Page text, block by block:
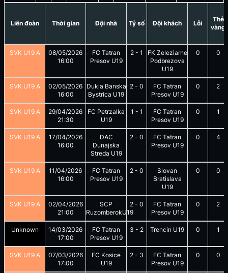
Liên đoàn Thời gian Đội nhà Tỷ số Đội khách Lỗi
Thẻ
vàng
SVK U19 A
08/05/2026
16:00
FC Tatran
Presov U19
2 - 1
FK Zeleziarne
Podbrezova
U19
0 0
SVK U19 A
02/05/2026
16:00
Dukla Banska
Bystrica U19
2 - 0
FC Tatran
Presov U19
0 2
SVK U19 A
29/04/2026
21:30
FC Petrzalka
U19
1 - 1
FC Tatran
Presov U19
0 1
SVK U19 A
17/04/2026
16:00
DAC
Dunajska
Streda U19
2 - 0
FC Tatran
Presov U19
0 4
SVK U19 A
11/04/2026
16:00
FC Tatran
Presov U19
2 - 0
Slovan
Bratislava
U19
0 0
SVK U19 A
02/04/2026
21:00
SCP
RuzomberokU19
2 - 0
FC Tatran
Presov U19
0 2
Unknown
14/03/2026
17:00
FC Tatran
Presov U19
3 - 2 Trencin U19 0 1
SVK U19 A
07/03/2026
17:00
FC Kosice
U19
2 - 3
FC Tatran
Presov U19
0 0